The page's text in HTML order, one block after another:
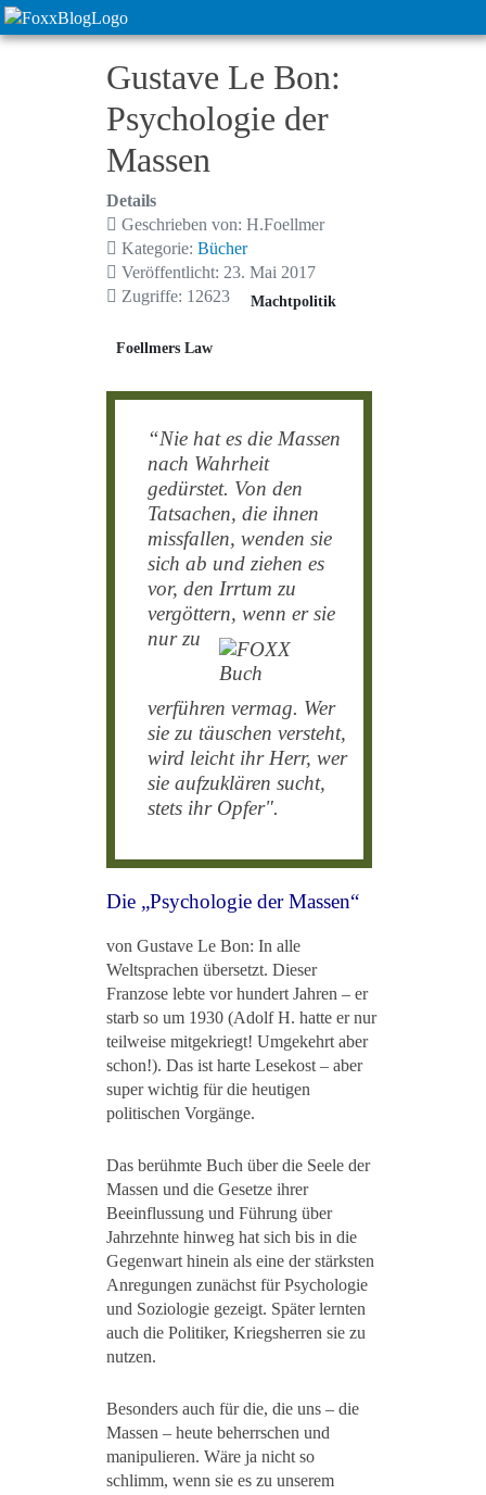
Gustave Le Bon:
Psychologie der
Massen
Details
Geschrieben von: H.Foellmer
Kategorie: Bücher
Veröffentlicht: 23. Mai 2017
Zugriffe: 12623
Machtpolitik
Foellmers Law
“Nie hat es die Massen
nach Wahrheit
gedürstet. Von den
Tatsachen, die ihnen
missfallen, wenden sie
sich ab und ziehen es
vor, den Irrtum zu
vergöttern, wenn er sie
nur zu
verführen vermag. Wer
sie zu täuschen versteht,
wird leicht ihr Herr, wer
sie aufzuklären sucht,
stets ihr Opfer".
Die „Psychologie der Massen“
von Gustave Le Bon: In alle
Weltsprachen übersetzt. Dieser
Franzose lebte vor hundert Jahren – er
starb so um 1930 (Adolf H. hatte er nur
teilweise mitgekriegt! Umgekehrt aber
schon!). Das ist harte Lesekost – aber
super wichtig für die heutigen
politischen Vorgänge.
Das berühmte Buch über die Seele der
Massen und die Gesetze ihrer
Beeinflussung und Führung über
Jahrzehnte hinweg hat sich bis in die
Gegenwart hinein als eine der stärksten
Anregungen zunächst für Psychologie
und Soziologie gezeigt. Später lernten
auch die Politiker, Kriegsherren sie zu
nutzen.
Besonders auch für die, die uns – die
Massen – heute beherrschen und
manipulieren. Wäre ja nicht so
schlimm, wenn sie es zu unserem